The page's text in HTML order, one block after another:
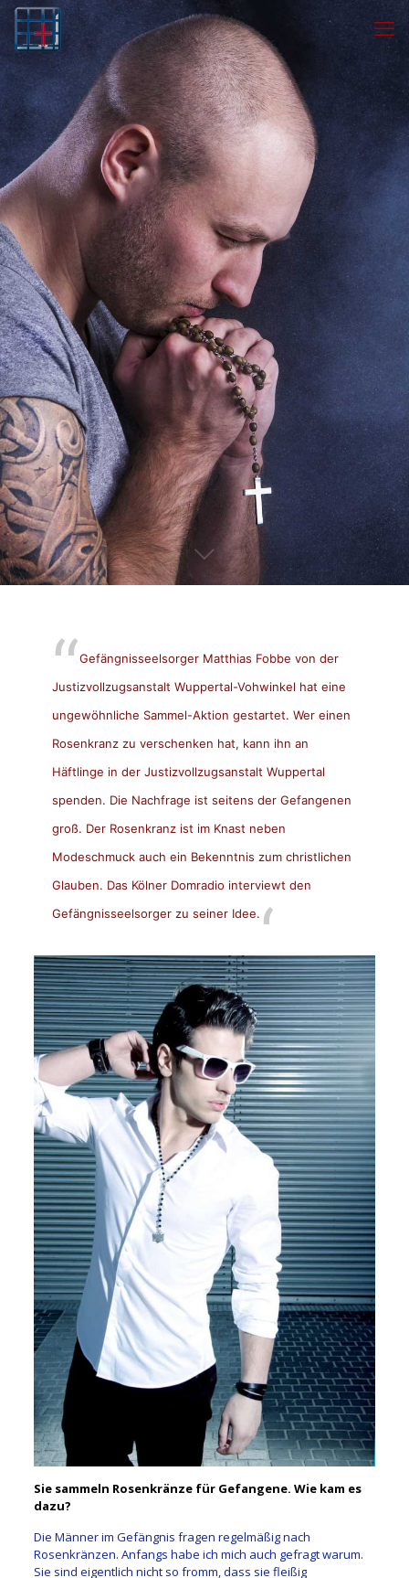
Gefängnisseelsorger Matthias Fobbe von der
Justizvollzugsanstalt Wuppertal-Vohwinkel hat eine
ungewöhnliche Sammel-Aktion gestartet. Wer einen
Rosenkranz zu verschenken hat, kann ihn an
Häftlinge in der Justizvollzugsanstalt Wuppertal
spenden. Die Nachfrage ist seitens der Gefangenen
groß. Der Rosenkranz ist im Knast neben
Modeschmuck auch ein Bekenntnis zum christlichen
Glauben. Das Kölner Domradio interviewt den
Gefängnisseelsorger zu seiner Idee.
Sie sammeln Rosenkränze für Gefangene. Wie kam es
dazu?
Die Männer im Gefängnis fragen regelmäßig nach
Rosenkränzen. Anfangs habe ich mich auch gefragt warum.
Sie sind eigentlich nicht so fromm, dass sie fleißig